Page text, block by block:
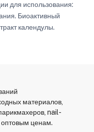
для использования:
Биоактивный
календулы.
материалов,
nail-
оптовым ценам.